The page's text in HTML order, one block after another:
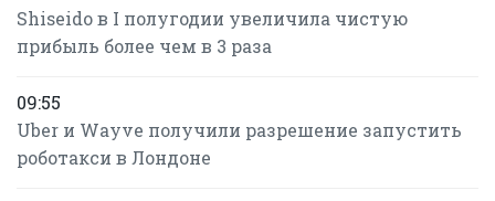
Shiseido в I полугодии увеличила чистую
прибыль более чем в 3 раза
09:55
Uber и Wayve получили разрешение запустить
роботакси в Лондоне